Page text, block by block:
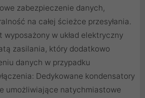
zabezpieczenie danych,
na całej ścieżce przesyłania.
wyposażony w układ elektryczny
zasilania, który dodatkowo
danych w przypadku
Dedykowane kondensatory
umożliwiające natychmiastowe